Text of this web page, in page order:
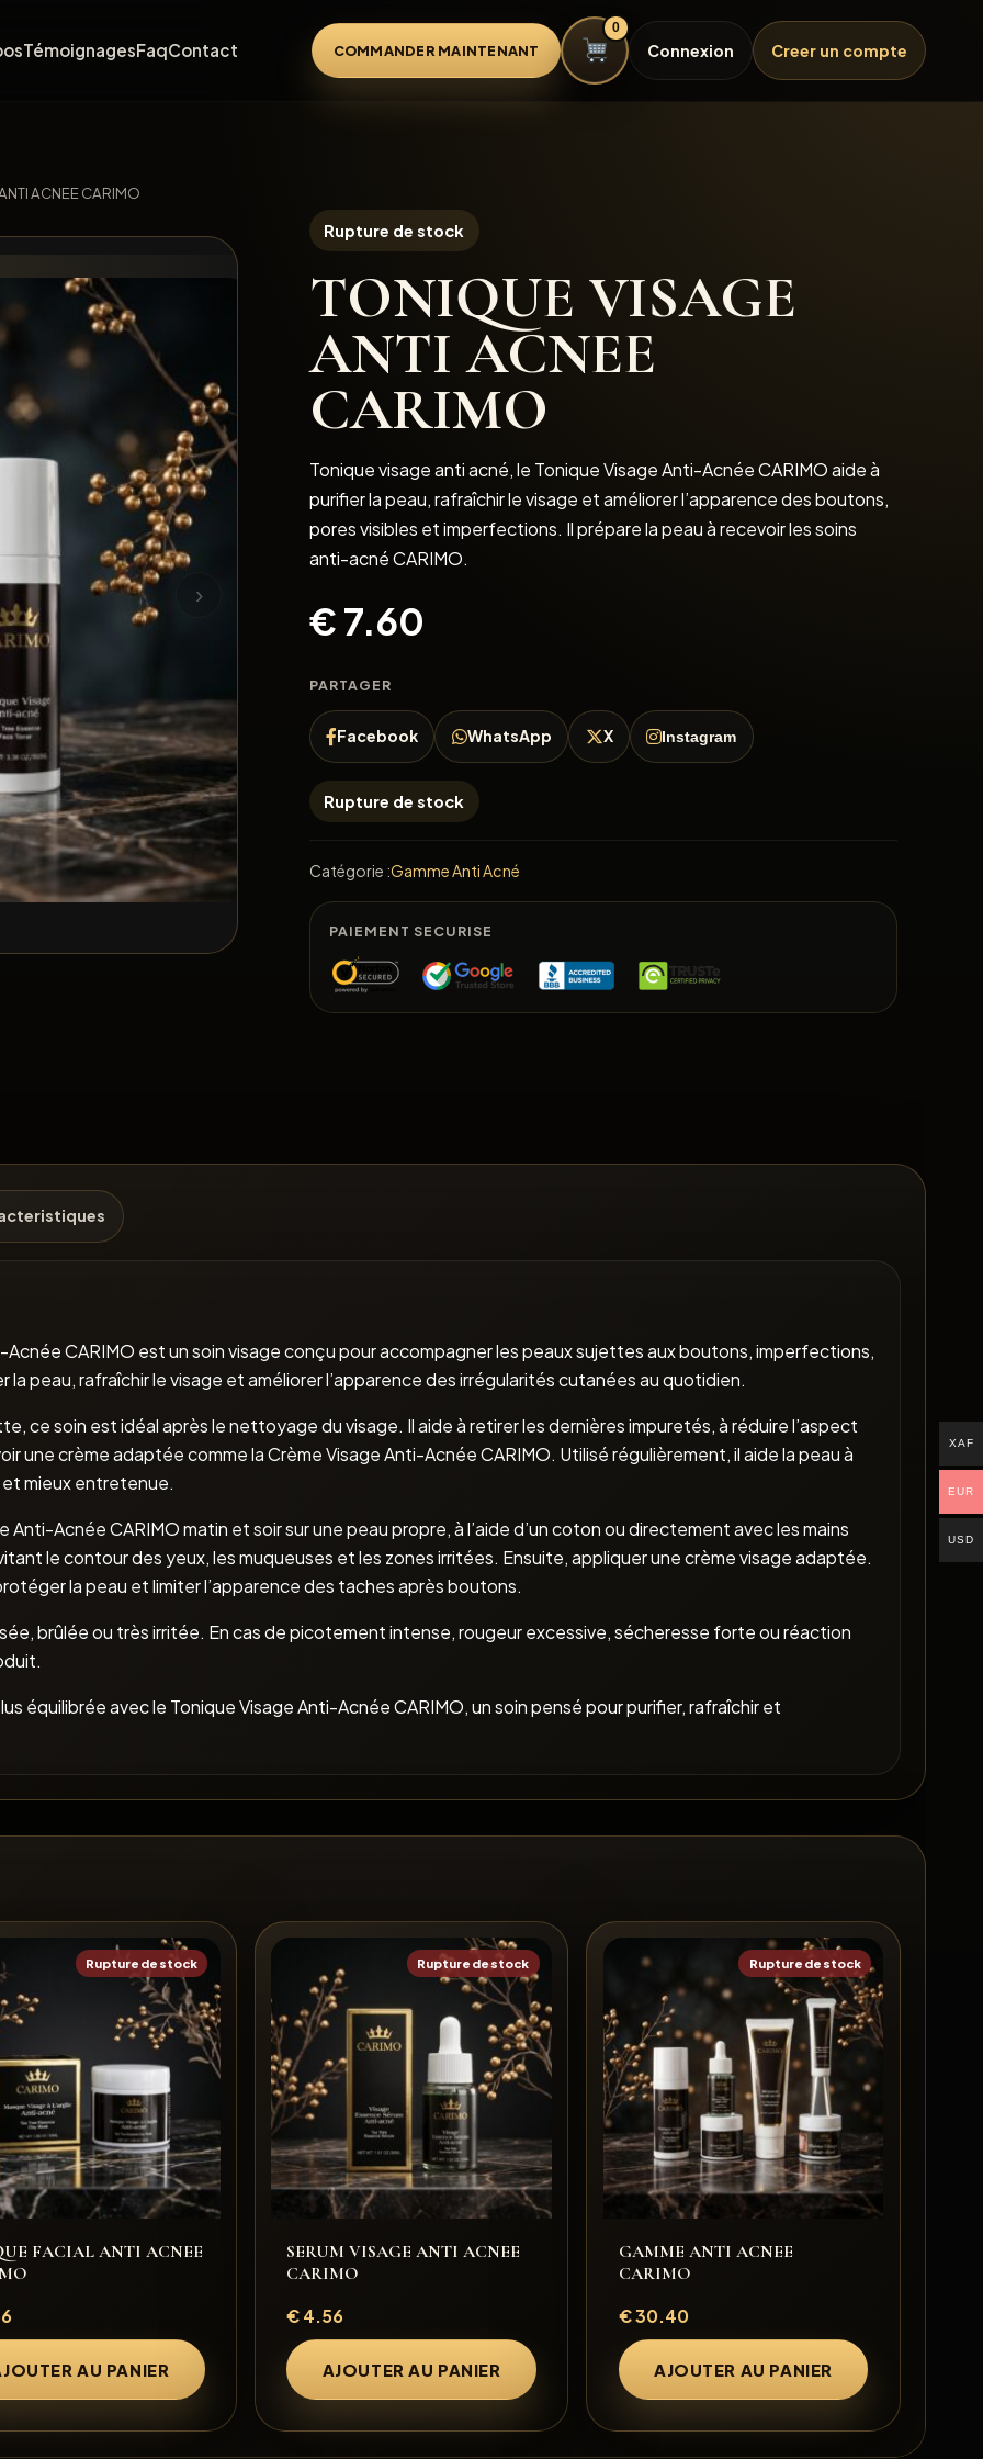
TémoignagesFaqContact COMMANDER MAINTENANT
0
Connexion Creer un compte
ACNEE CARIMO
›
TONIQUE VISAGE
ANTI ACNEE
CARIMO
€7.60
Tonique visage anti acné, le Tonique Visage Anti-Acnée CARIMO aide à
purifier la peau, rafraîchir le visage et améliorer l’apparence des boutons,
pores visibles et imperfections. Il prépare la peau à recevoir les soins
anti-acné CARIMO.
Rupture de stock
PARTAGER
Facebook WhatsApp X Instagram
Rupture de stock
Catégorie :Gamme Anti Acné
PAIEMENT SECURISE
CARIMO est un soin visage conçu pour accompagner les peaux sujettes aux boutons, imperfections,
la peau, rafraîchir le visage et améliorer l’apparence des irrégularités cutanées au quotidien.
ce soin est idéal après le nettoyage du visage. Il aide à retirer les dernières impuretés, à réduire l’aspect
une crème adaptée comme la Crème Visage Anti-Acnée CARIMO. Utilisé régulièrement, il aide la peau à
mieux entretenue.
Anti-Acnée CARIMO matin et soir sur une peau propre, à l’aide d’un coton ou directement avec les mains
le contour des yeux, les muqueuses et les zones irritées. Ensuite, appliquer une crème visage adaptée.
la peau et limiter l’apparence des taches après boutons.
brûlée ou très irritée. En cas de picotement intense, rougeur excessive, sécheresse forte ou réaction
équilibrée avec le Tonique Visage Anti-Acnée CARIMO, un soin pensé pour purifier, rafraîchir et
Rupture de stock
FACIAL ANTI ACNEE
AU PANIER
Rupture de stock
SERUM VISAGE ANTI ACNEE
CARIMO
€ 4.56
AJOUTER AU PANIER
Rupture de stock
GAMME ANTI ACNEE
CARIMO
€30.40
AJOUTER AU PANIER
XAF
EUR
USD